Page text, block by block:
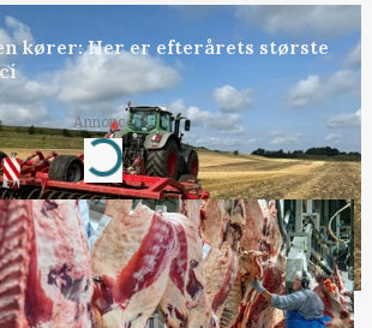
kører: Her er efterårets største
Annonce
Loading...